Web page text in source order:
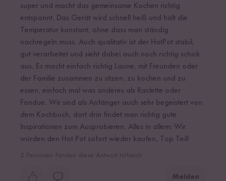
super und macht das gemeinsame Kochen richtig
entspannt. Das Gerät wird schnell heiß und hält die
Temperatur konstant, ohne dass man ständig
nachregeln muss. Auch qualitativ ist der HotPot stabil,
gut verarbeitet und sieht dabei auch noch richtig schick
aus. Es macht einfach richtig Laune, mit Freunden oder
der Familie zusammen zu sitzen, zu kochen und zu
essen, einfach mal was anderes als Raclette oder
Fondue. Wir sind als Anfänger auch sehr begeistert von
dem Kochbuch, dort drin findet man richtig gute
Inspirationen zum Ausprobieren. Alles in allem: Wir
würden den Hot Pot sofort wieder kaufen. Top Teil!
Melden